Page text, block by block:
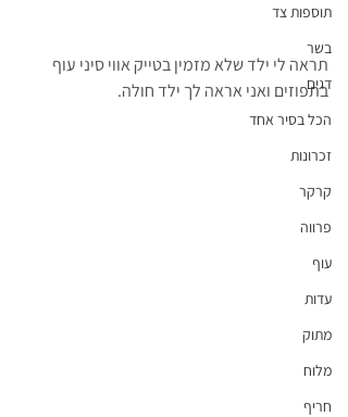
תוספות צד
בשר
דגים
הכל בסיר אחד
זכרונות
קרקר
פרווה
עוף
עדות
מתוק
מלוח
חריף
תראה לי ילד שלא מזמין בטייק אווי סיני עוף
בתפוזים ואני אראה לך ילד חולה.